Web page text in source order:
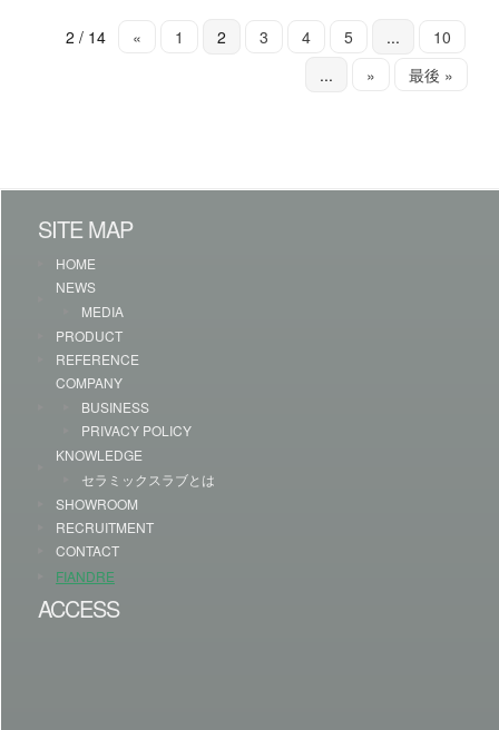
2 / 14 « 1 2 3 4 5 ...
10
...
» 最後 »
SITE MAP
HOME
NEWS
MEDIA
PRODUCT
REFERENCE
COMPANY
BUSINESS
PRIVACY POLICY
KNOWLEDGE
セラミックスラブとは
SHOWROOM
RECRUITMENT
CONTACT
FIANDRE
ACCESS